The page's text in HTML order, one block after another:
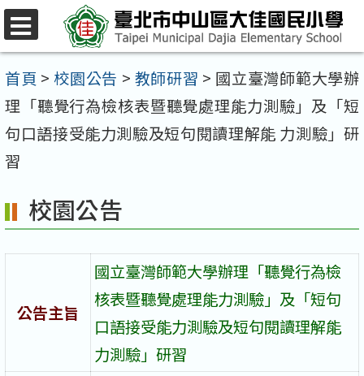
跳
至
主
要
內
容
首頁 > 校園公告 > 教師研習 > 國立臺灣師範大學辦
理「聽覺行為檢核表暨聽覺處理能力測驗」及「短
句口語接受能力測驗及短句閱讀理解能 力測驗」研
習
校園公告
公告主旨
國立臺灣師範大學辦理「聽覺行為檢
核表暨聽覺處理能力測驗」及「短句
口語接受能力測驗及短句閱讀理解能
力測驗」研習
選
單